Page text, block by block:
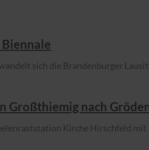
sich die Brandenburger
Großthiemig nach
Kirche Hirschfeld mit